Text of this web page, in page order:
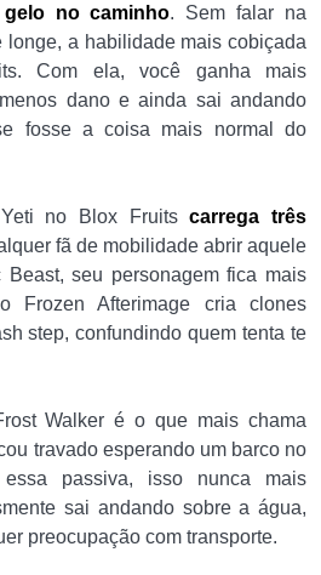
no caminho. Sem falar na
longe, a habilidade mais cobiçada
Com ela, você ganha mais
dano e ainda sai andando
fosse a coisa mais normal do
no Blox Fruitscarrega três
fã de mobilidade abrir aquele
Beast, seu personagem fica mais
Frozen Afterimage cria clones
step, confundindo quem tenta te
Walker é o que mais chama
travado esperando um barco no
passiva, isso nunca mais
sai andando sobre a água,
preocupação com transporte.